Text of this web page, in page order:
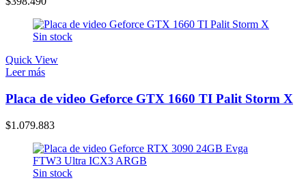
Sin stock
Quick View
Leer más
Placa de video Geforce GTX 1660 TI Palit Storm X
$1.079.883
Sin stock